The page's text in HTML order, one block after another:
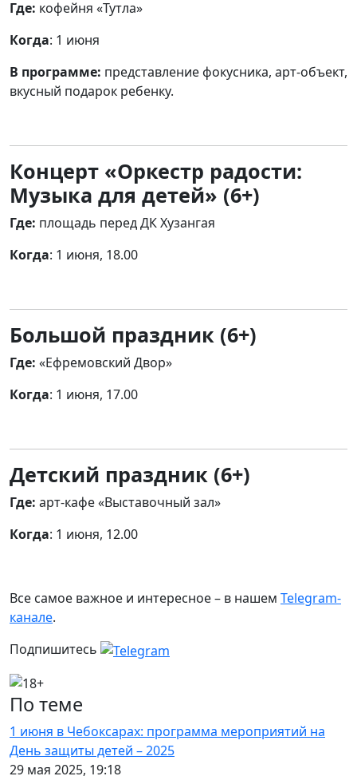
Где: кофейня «Тутла»
Когда: 1 июня
В программе: представление фокусника, арт-объект,
вкусный подарок ребенку.
Концерт «Оркестр радости:
Музыка для детей» (6+)
Где: площадь перед ДК Хузангая
Когда: 1 июня, 18.00
Большой праздник (6+)
Где: «Ефремовский Двор»
Когда: 1 июня, 17.00
Детский праздник (6+)
Где: арт-кафе «Выставочный зал»
Когда: 1 июня, 12.00
Все самое важное и интересное – в нашем Telegram-
канале.
Подпишитесь
По теме
1 июня в Чебоксарах: программа мероприятий на
День защиты детей – 2025
29 мая 2025, 19:18